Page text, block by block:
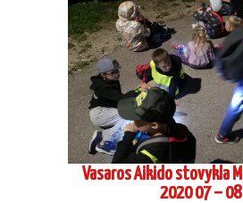
Vasaros Aikido stovykla
2020 07 – 08